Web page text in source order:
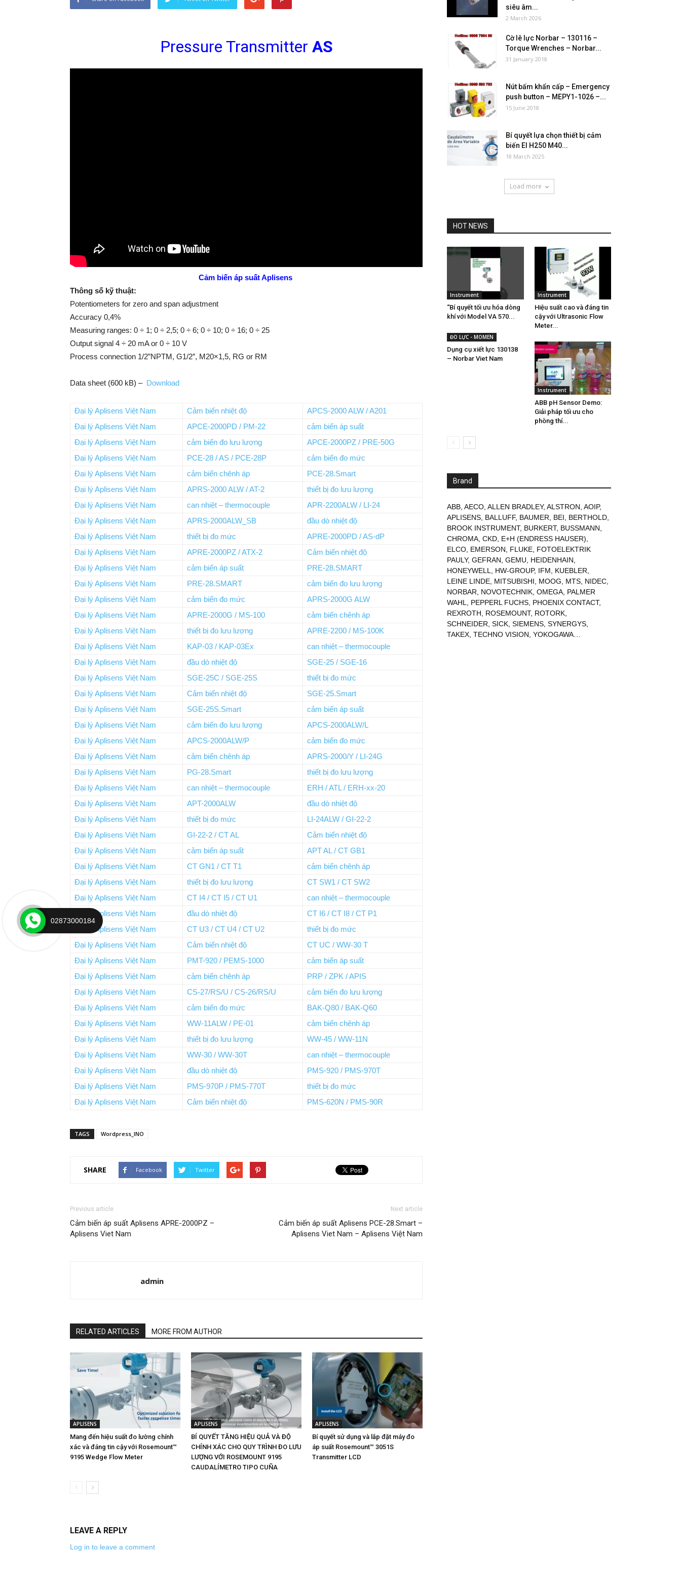
Pressure Transmitter AS
Cảm biến áp suất Aplisens
Thông số kỹ thuật:
Potentiometers for zero and span adjustment
Accuracy 0,4%
Measuring ranges: 0 ÷ 1; 0 ÷ 2,5; 0 ÷ 6; 0 ÷ 10; 0 ÷ 16; 0 ÷ 25
Output signal 4 ÷ 20 mA or 0 ÷ 10 V
Process connection 1/2”NPTM, G1/2″, M20×1,5, RG or RM
Data sheet (600 kB) – Download
Đại lý Aplisens Việt Nam Cảm biến nhiệt độ
APCS-2000 ALW / A201
Đại lý Aplisens Việt Nam
APCE-2000PD / PM-22
cảm biến áp suất
Đại lý Aplisens Việt Nam
cảm biến đo lưu lượng
APCE-2000PZ / PRE-50G
Đại lý Aplisens Việt Nam
PCE-28 / AS / PCE-28P
cảm biến đo mức
Đại lý Aplisens Việt Nam
cảm biến chênh áp
PCE-28.Smart
Đại lý Aplisens Việt Nam
APRS-2000 ALW / AT-2
thiết bị đo lưu lượng
Đại lý Aplisens Việt Nam
can nhiệt – thermocouple
APR-2200ALW / LI-24
Đại lý Aplisens Việt Nam
APRS-2000ALW_SB
đầu dò nhiệt độ
Đại lý Aplisens Việt Nam
thiết bị đo mức
APRE-2000PD / AS-dP
Đại lý Aplisens Việt Nam
APRE-2000PZ / ATX-2
Cảm biến nhiệt độ
Đại lý Aplisens Việt Nam
cảm biến áp suất
PRE-28.SMART
Đại lý Aplisens Việt Nam
PRE-28.SMART
cảm biến đo lưu lượng
Đại lý Aplisens Việt Nam
cảm biến đo mức
APRS-2000G ALW
Đại lý Aplisens Việt Nam
APRE-2000G / MS-100
cảm biến chênh áp
Đại lý Aplisens Việt Nam
thiết bị đo lưu lượng
APRE-2200 / MS-100K
Đại lý Aplisens Việt Nam
KAP-03 / KAP-03Ex
can nhiệt – thermocouple
Đại lý Aplisens Việt Nam
đầu dò nhiệt độ
SGE-25 / SGE-16
Đại lý Aplisens Việt Nam
SGE-25C / SGE-25S
thiết bị đo mức
Đại lý Aplisens Việt Nam
Cảm biến nhiệt độ
SGE-25.Smart
Đại lý Aplisens Việt Nam
SGE-25S.Smart
cảm biến áp suất
Đại lý Aplisens Việt Nam
cảm biến đo lưu lượng
APCS-2000ALW/L
Đại lý Aplisens Việt Nam
APCS-2000ALW/P
cảm biến đo mức
Đại lý Aplisens Việt Nam
cảm biến chênh áp
APRS-2000/Y / LI-24G
Đại lý Aplisens Việt Nam
PG-28.Smart
thiết bị đo lưu lượng
Đại lý Aplisens Việt Nam
can nhiệt – thermocouple
ERH / ATL / ERH-xx-20
Đại lý Aplisens Việt Nam
APT-2000ALW
đầu dò nhiệt độ
Đại lý Aplisens Việt Nam
thiết bị đo mức
LI-24ALW / GI-22-2
Đại lý Aplisens Việt Nam
GI-22-2 / CT AL
Cảm biến nhiệt độ
Đại lý Aplisens Việt Nam
cảm biến áp suất
APT AL / CT GB1
Đại lý Aplisens Việt Nam
CT GN1 / CT T1
cảm biến chênh áp
Đại lý Aplisens Việt Nam
thiết bị đo lưu lượng
CT SW1 / CT SW2
Đại lý Aplisens Việt Nam
CT I4 / CT I5 / CT U1
can nhiệt – thermocouple
Đại lý Aplisens Việt Nam
đầu dò nhiệt độ
CT I6 / CT I8 / CT P1
Đại lý Aplisens Việt Nam
CT U3 / CT U4 / CT U2
thiết bị đo mức
Đại lý Aplisens Việt Nam
Cảm biến nhiệt độ
CT UC / WW-30 T
Đại lý Aplisens Việt Nam
PMT-920 / PEMS-1000
cảm biến áp suất
Đại lý Aplisens Việt Nam
cảm biến chênh áp
PRP / ZPK / APIS
Đại lý Aplisens Việt Nam
CS-27/RS/U / CS-26/RS/U
cảm biến đo lưu lượng
Đại lý Aplisens Việt Nam
cảm biến đo mức
BAK-Q80 / BAK-Q60
Đại lý Aplisens Việt Nam
WW-11ALW / PE-01
cảm biến chênh áp
Đại lý Aplisens Việt Nam
thiết bị đo lưu lượng
WW-45 / WW-11N
Đại lý Aplisens Việt Nam
WW-30 / WW-30T
can nhiệt – thermocouple
Đại lý Aplisens Việt Nam
đầu dò nhiệt độ
PMS-920 / PMS-970T
Đại lý Aplisens Việt Nam
PMS-970P / PMS-770T
thiết bị đo mức
Đại lý Aplisens Việt Nam
Cảm biến nhiệt độ PMS-620N / PMS-90R
TAGS Wordpress_INO
SHARE Facebook Twitter
Previous article
Cảm biến áp suất Aplisens APRE-2000PZ –
Aplisens Viet Nam
Next article
Cảm biến áp suất Aplisens PCE-28.Smart –
Aplisens Viet Nam – Aplisens Việt Nam
admin
RELATED ARTICLES MORE FROM AUTHOR
APLISENS
Mang đến hiệu suất đo lường chính
xác và đáng tin cậy với Rosemount™
9195 Wedge Flow Meter
APLISENS
BÍ QUYẾT TĂNG HIỆU QUẢ VÀ ĐỘ
CHÍNH XÁC CHO QUY TRÌNH ĐO LƯU
LƯỢNG VỚI ROSEMOUNT 9195
CAUDALÍMETRO TIPO CUÑA
APLISENS
Bí quyết sử dụng và lắp đặt máy đo
áp suất Rosemount™ 3051S
Transmitter LCD
LEAVE A REPLY
Log in to leave a comment
siêu âm...
2 March 2026
Cờ lê lực Norbar – 130116 –
Torque Wrenches – Norbar...
31 January 2018
Nút bấm khẩn cấp – Emergency
push button – MEPY1-1026 –...
15 June 2018
Bí quyết lựa chọn thiết bị cảm
biến El H250 M40...
18 March 2025
Load more
HOT NEWS
Instrument
“Bí quyết tối ưu hóa dòng
khí với Model VA 570...
Instrument
Hiệu suất cao và đáng tin
cậy với Ultrasonic Flow
Meter...
ĐO LỰC - MOMEN
Dụng cụ xiết lực 130138
– Norbar Viet Nam
Instrument
ABB pH Sensor Demo:
Giải pháp tối ưu cho
phòng thí...
Brand
ABB AECO ALLEN BRADLEY, ALSTRON AOIP,
APLISENS BALLUFF, BAUMER BEI BERTHOLD
BROOK INSTRUMENT, BURKERT, BUSSMANN
CHROMA CKD E+H (ENDRESS HAUSER)
ELCO EMERSON FLUKE FOTOELEKTRIK
PAULY, GEFRAN GEMU HEIDENHAIN
HONEYWELL
HW-GROUP, IFM KUEBLER
LEINE LINDE MITSUBISHI MOOG MTS NIDEC
NORBAR
NOVOTECHNIK OMEGA PALMER
WAHL
PEPPERL FUCHS PHOENIX CONTACT,
REXROTH
ROSEMOUNT, ROTORK
SCHNEIDER SICK SIEMENS SYNERGYS
TAKEX TECHNO VISION YOKOGAWA
02873000184